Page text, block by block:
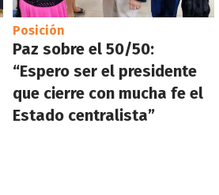
Posición
Paz sobre el 50/50:
“Espero ser el presidente
que cierre con mucha fe el
Estado centralista”